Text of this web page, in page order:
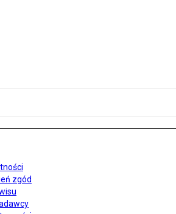
zgód